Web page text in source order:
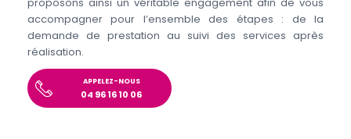
proposons ainsi un véritable engagement afin de vous
accompagner pour l’ensemble des étapes : de la
demande de prestation au suivi des services après
réalisation.
APPELEZ-NOUS
04 96 16 10 06